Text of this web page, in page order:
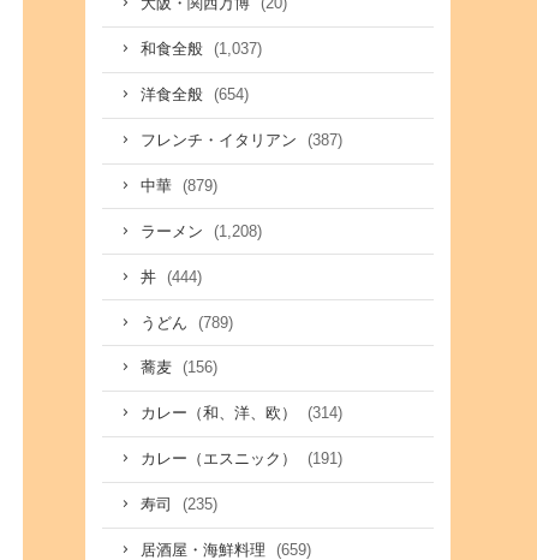
大阪・関西万博
和食全般 (1,037)
洋食全般 (654)
フレンチ・イタリアン (387)
中華 (879)
ラーメン (1,208)
丼 (444)
うどん (789)
蕎麦 (156)
カレー（和、洋、欧） (314)
カレー（エスニック） (191)
寿司 (235)
居酒屋・海鮮料理 (659)